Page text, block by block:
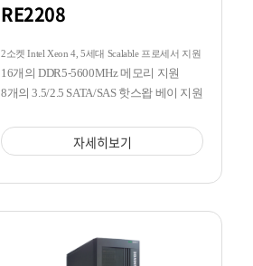
RE2208
2소켓 Intel Xeon 4, 5세대 Scalable 프로세서 지원
16개의 DDR5-5600MHz 메모리 지원
8개의 3.5/2.5 SATA/SAS 핫스왑 베이 지원
자세히보기